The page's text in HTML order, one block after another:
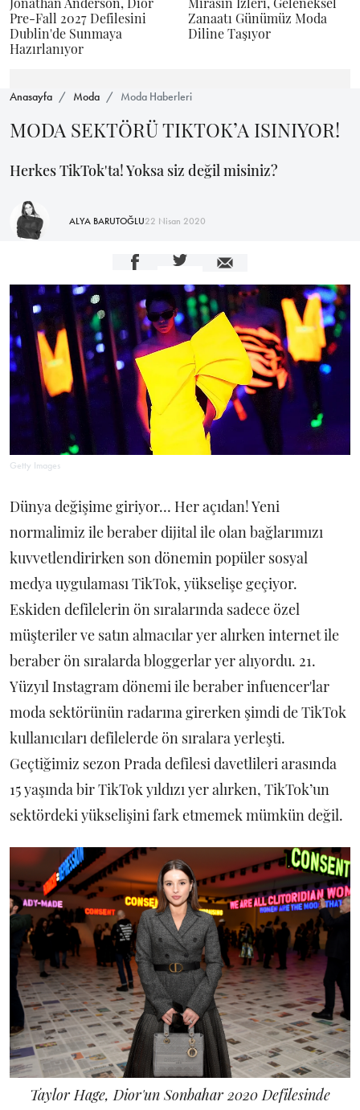
Pre-Fall 2027 Defilesini
Dublin'de Sunmaya
Hazırlanıyor
Zanaatı Günümüz Moda
Diline Taşıyor
Anasayfa Moda Moda Haberleri
MODA SEKTÖRÜ TIKTOK’A ISINIYOR!
Herkes TikTok'ta! Yoksa siz değil misiniz?
ALYA BARUTOĞLU22 Nisan 2020
Getty Images
Dünya değişime giriyor… Her açıdan! Yeni
normalimiz ile beraber dijital ile olan bağlarımızı
kuvvetlendirirken son dönemin popüler sosyal
medya uygulaması TikTok, yükselişe geçiyor.
Eskiden defilelerin ön sıralarında sadece özel
müşteriler ve satın almacılar yer alırken internet ile
beraber ön sıralarda bloggerlar yer alıyordu. 21.
Yüzyıl Instagram dönemi ile beraber infuencer'lar
moda sektörünün radarına girerken şimdi de TikTok
kullanıcıları defilelerde ön sıralara yerleşti.
Geçtiğimiz sezon Prada defilesi davetlileri arasında
15 yaşında bir TikTok yıldızı yer alırken, TikTok’un
sektördeki yükselişini fark etmemek mümkün değil.
Taylor Hage, Dior'un Sonbahar 2020 Defilesinde